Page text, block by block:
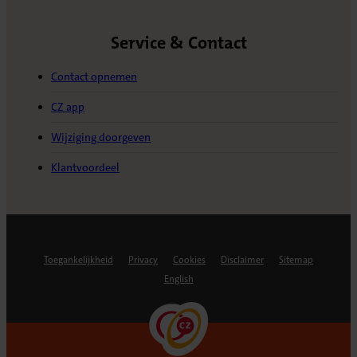
Service & Contact
Contact opnemen
CZ app
Wijziging doorgeven
Klantvoordeel
Toegankelijkheid Privacy Cookies Disclaimer
Sitemap
English